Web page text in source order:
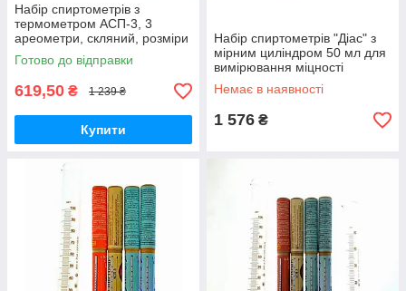
Набір спиртометрів з
термометром АСП-3, 3
ареометри, скляний, розміри
245x78x33 мм для
вимірювання міцності
Готово до відправки
619,50 ₴ 1 239 ₴
Купити
Набір спиртометрів "Діас" з
мірним циліндром 50 мл для
вимірювання міцності
дистилятів, скло, 4
ареометри
Немає в наявності
1 576 ₴